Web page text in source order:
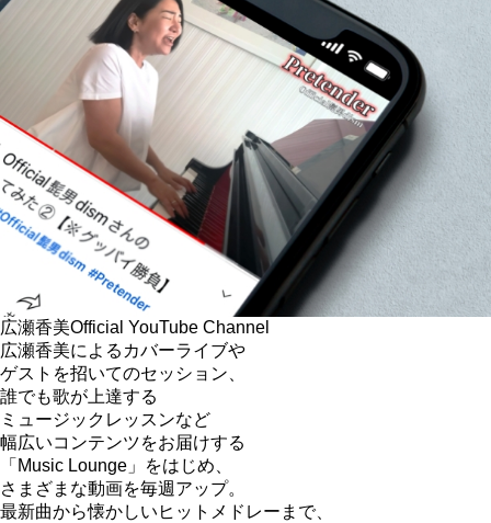
広瀬香美Official YouTube Channel
広瀬香美によるカバーライブや
ゲストを招いてのセッション、
誰でも歌が上達する
ミュージックレッスンなど
幅広いコンテンツをお届けする
「Music Lounge」をはじめ、
さまざまな動画を毎週アップ。
最新曲から懐かしいヒットメドレーまで、